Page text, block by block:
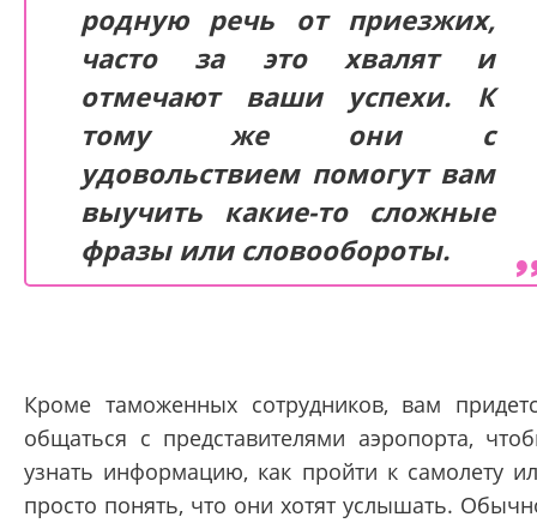
родную речь от приезжих,
часто за это хвалят и
отмечают ваши успехи. К
тому же они с
удовольствием помогут вам
выучить какие-то сложные
фразы или словообороты.
Кроме таможенных сотрудников, вам
общаться с представителями аэропорта,
узнать информацию, как пройти к самолету
просто понять, что они хотят услышать.